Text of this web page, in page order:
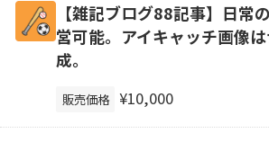
【雑記ブログ88記事】日常
営可能。アイキャッチ画像
成。
販売価格 ¥10,000